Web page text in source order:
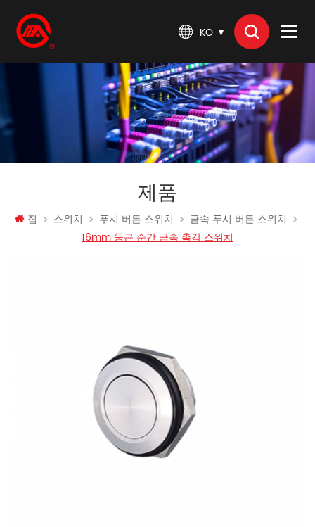
KO
제품
집 스위치 푸시 버튼 스위치
금속 푸시 버튼 스위치
16mm 둥근 순간 금속 촉각 스위치